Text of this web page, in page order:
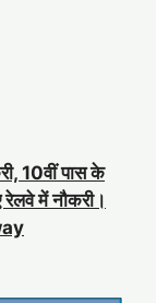
10वीं पास के
रेलवे में नौकरी।